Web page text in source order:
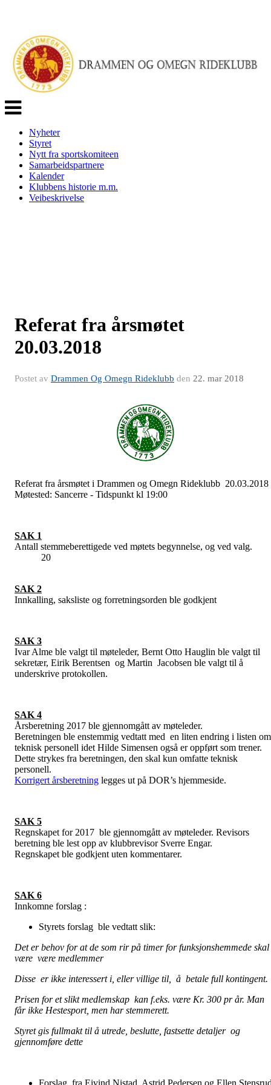
Veksle
navigasjon
Nyheter
Styret
Nytt fra sportskomiteen
Samarbeidspartnere
Kalender
Klubbens historie m.m.
Veibeskrivelse
Referat fra årsmøtet
20.03.2018
Postet av Drammen Og Omegn Rideklubb den 22. mar 2018
Referat fra årsmøtet i Drammen og Omegn Rideklubb 20.03.2018
Møtested: Sancerre - Tidspunkt kl 19:00
SAK 1
Antall stemmeberettigede ved møtets begynnelse, og ved valg.
20
SAK 2
Innkalling, saksliste og forretningsorden ble godkjent
SAK 3
Ivar Alme ble valgt til møteleder, Bernt Otto Hauglin ble valgt til
sekretær, Eirik Berentsen og Martin Jacobsen ble valgt til å
underskrive protokollen.
SAK 4
Årsberetning 2017 ble gjennomgått av møteleder.
Beretningen ble enstemmig vedtatt med en liten endring i listen om
teknisk personell idet Hilde Simensen også er oppført som trener.
Dette strykes fra beretningen, den skal kun omfatte teknisk
personell.
Korrigert årsberetning legges ut på DOR’s hjemmeside.
SAK 5
Regnskapet for 2017 ble gjennomgått av møteleder. Revisors
beretning ble lest opp av klubbrevisor Sverre Engar.
Regnskapet ble godkjent uten kommentarer.
SAK 6
Innkomne forslag :
Styrets forslag ble vedtatt slik:
Det er behov for at de som rir på timer for funksjonshemmede skal
være være medlemmer
Disse er ikke interessert i, eller villige til, å betale full kontingent.
Prisen for et slikt medlemskap kan f.eks. være Kr. 300 pr år. Man
får ikke Hestesport, men har stemmerett.
Styret gis fullmakt til å utrede, beslutte, fastsette detaljer og
gjennomføre dette
Forslag fra Eivind Nistad, Astrid Pedersen og Ellen